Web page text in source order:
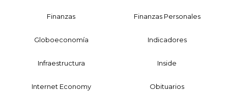
Finanzas Finanzas Personales
Globoeconomía Indicadores
Infraestructura Inside
Internet Economy Obituarios